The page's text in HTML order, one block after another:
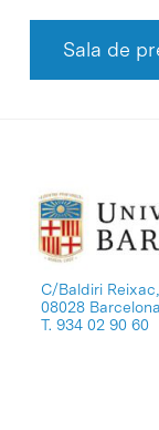
Sala de
C/Baldiri
08028 Barcelona
T. 934 02 90 60